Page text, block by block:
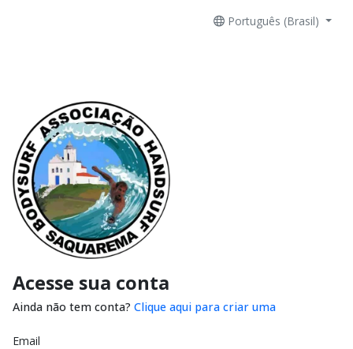
Português (Brasil)
Acesse sua conta
Ainda não tem conta? Clique aqui para criar uma
Email